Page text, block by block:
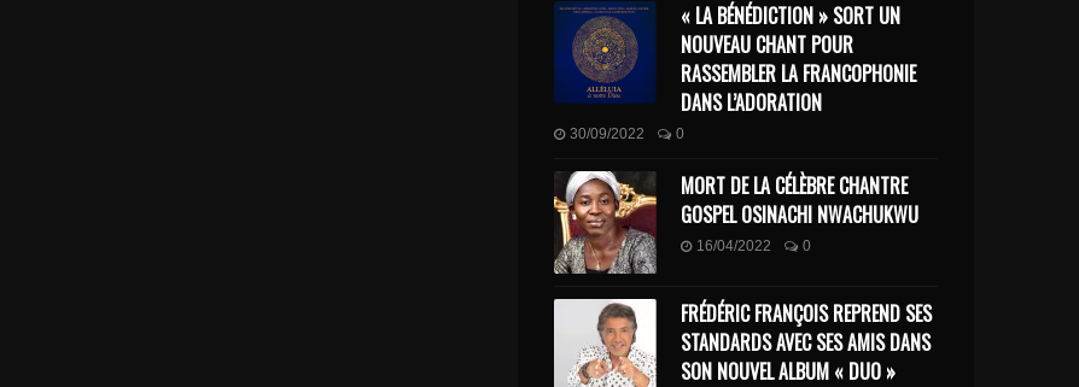
« LA BÉNÉDICTION » SORT UN
NOUVEAU CHANT POUR
RASSEMBLER LA FRANCOPHONIE
DANS L’ADORATION
30/09/2022 0
MORT DE LA CÉLÈBRE CHANTRE
GOSPEL OSINACHI NWACHUKWU
16/04/2022 0
FRÉDÉRIC FRANÇOIS REPREND SES
STANDARDS AVEC SES AMIS DANS
SON NOUVEL ALBUM « DUO »